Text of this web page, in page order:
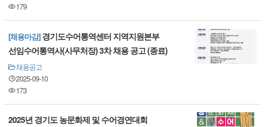
179
[채용마감] 경기도수어통역센터 지역지원본부
선임수어통역사(사무처장) 3차 채용 공고 (종료)
채용공고
2025-09-10
173
2025년 경기도 농문화제 및 수어경연대회